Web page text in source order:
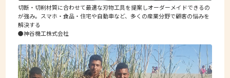
切断・切削材質に合わせて最適な刃物工具を提案しオーダーメイドできるの
が強み。スマホ・食品・住宅や自動車など、多くの産業分野で顧客の悩みを
解決する
●神谷機工株式会社